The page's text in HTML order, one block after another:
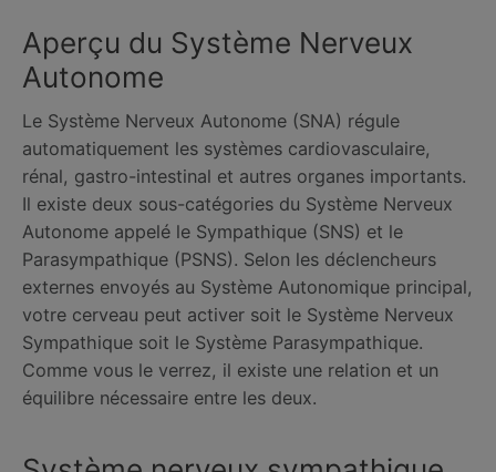
Aperçu du Système Nerveux
Autonome
Le Système Nerveux Autonome (SNA) régule
automatiquement les systèmes cardiovasculaire,
rénal, gastro-intestinal et autres organes importants.
Il existe deux sous-catégories du Système Nerveux
Autonome appelé le Sympathique (SNS) et le
Parasympathique (PSNS). Selon les déclencheurs
externes envoyés au Système Autonomique principal,
votre cerveau peut activer soit le Système Nerveux
Sympathique soit le Système Parasympathique.
Comme vous le verrez, il existe une relation et un
équilibre nécessaire entre les deux.